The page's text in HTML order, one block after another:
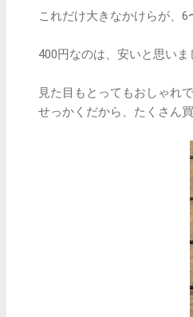
これだけ大きなかけらが、6
400円なのは、安いと思い
見た目もとってもおしゃれ
せっかくだから、たくさん